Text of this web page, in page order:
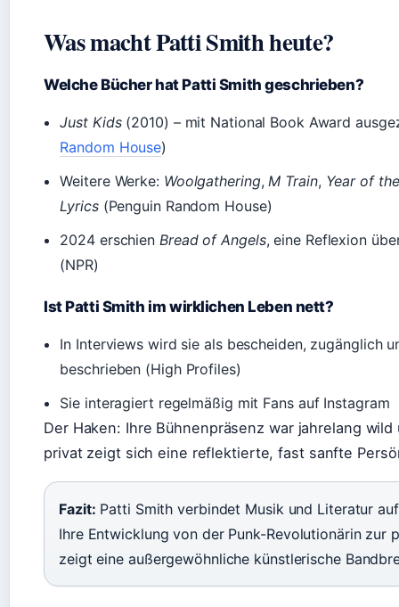
Was macht Patti Smith heute?
Welche Bücher hat Patti Smith geschrieben?
Just Kids(2010) – mit National Book Award
Random House)
Weitere Werke: Woolgathering,M Train, Year of
Lyrics(Penguin Random House)
2024 erschien Bread of Angels, eine Reflexion
(NPR)
Ist Patti Smith im wirklichen Leben nett?
In Interviews wird sie als bescheiden, zugänglich
beschrieben (High Profiles)
Sie interagiert regelmäßig mit Fans auf Instagram
Der Haken: Ihre Bühnenpräsenz war jahrelang
privat zeigt sich eine reflektierte, fast sanfte
Fazit: Patti Smith verbindet Musik und Literatur
Ihre Entwicklung von der Punk-Revolutionärin zur
zeigt eine außergewöhnliche künstlerische